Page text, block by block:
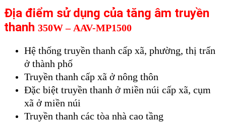
Địa điểm sử dụng của tăng âm truyền
thanh 350W – AAV-MP1500
Hệ thống truyền thanh cấp xã, phường, thị trấn
ở thành phố
Truyền thanh cấp xã ở nông thôn
Đặc biệt truyền thanh ở miền núi cấp xã, cụm
xã ở miền núi
Truyền thanh các tòa nhà cao tầng